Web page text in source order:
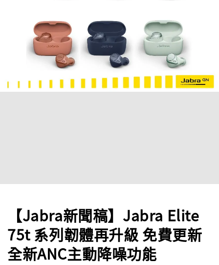
【Jabra新聞稿】Jabra Elite
75t 系列韌體再升級 免費更新
全新ANC主動降噪功能